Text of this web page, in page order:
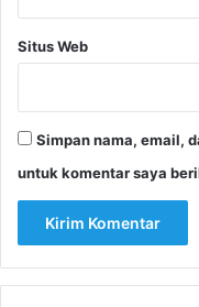
Situs Web
Simpan nama, email,
untuk komentar saya